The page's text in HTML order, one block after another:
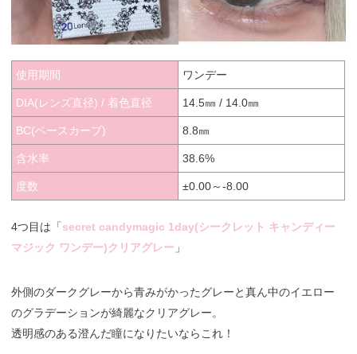
使用期間 ワンデー
DIA(レンズ直径) / 着色直径 14.5㎜ / 14.0㎜
BC(ベースカーブ) 8.8㎜
含水率 38.6%
度数 ±0.00～-8.00
4つ目は「secret candymagic 1day(シークレット キャンディー
マジック ワンデー)クリアグレー 」
外側のダークグレーから青みがかったグレーと真ん中のイエロー
のグラデーションが綺麗なクリアグレー。
透明感のある澄んだ瞳になりたいならこれ！